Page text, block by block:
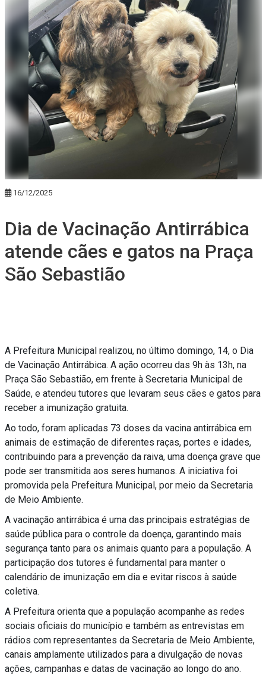
16/12/2025
Dia de Vacinação Antirrábica
atende cães e gatos na Praça
São Sebastião
A Prefeitura Municipal realizou, no último domingo, 14, o Dia
de Vacinação Antirrábica. A ação ocorreu das 9h às 13h, na
Praça São Sebastião, em frente à Secretaria Municipal de
Saúde, e atendeu tutores que levaram seus cães e gatos para
receber a imunização gratuita.
Ao todo, foram aplicadas 73 doses da vacina antirrábica em
animais de estimação de diferentes raças, portes e idades,
contribuindo para a prevenção da raiva, uma doença grave que
pode ser transmitida aos seres humanos. A iniciativa foi
promovida pela Prefeitura Municipal, por meio da Secretaria
de Meio Ambiente.
A vacinação antirrábica é uma das principais estratégias de
saúde pública para o controle da doença, garantindo mais
segurança tanto para os animais quanto para a população. A
participação dos tutores é fundamental para manter o
calendário de imunização em dia e evitar riscos à saúde
coletiva.
A Prefeitura orienta que a população acompanhe as redes
sociais oficiais do município e também as entrevistas em
rádios com representantes da Secretaria de Meio Ambiente,
canais amplamente utilizados para a divulgação de novas
ações, campanhas e datas de vacinação ao longo do ano.